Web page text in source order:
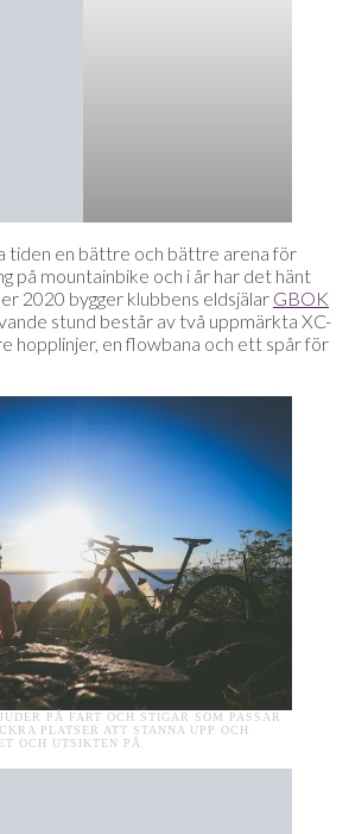
tiden en bättre och bättre arena för
på mountainbike och i år har det hänt
2020 bygger klubbens eldsjälar GBOK
stund består av två uppmärkta XC-
hopplinjer, en flowbana och ett spår för
PÅ FART OCH STIGAR SOM PASSAR
PLATSER ATT STANNA UPP OCH
OCH UTSIKTEN PÅ